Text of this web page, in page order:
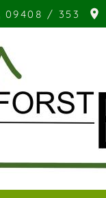
09408 / 353